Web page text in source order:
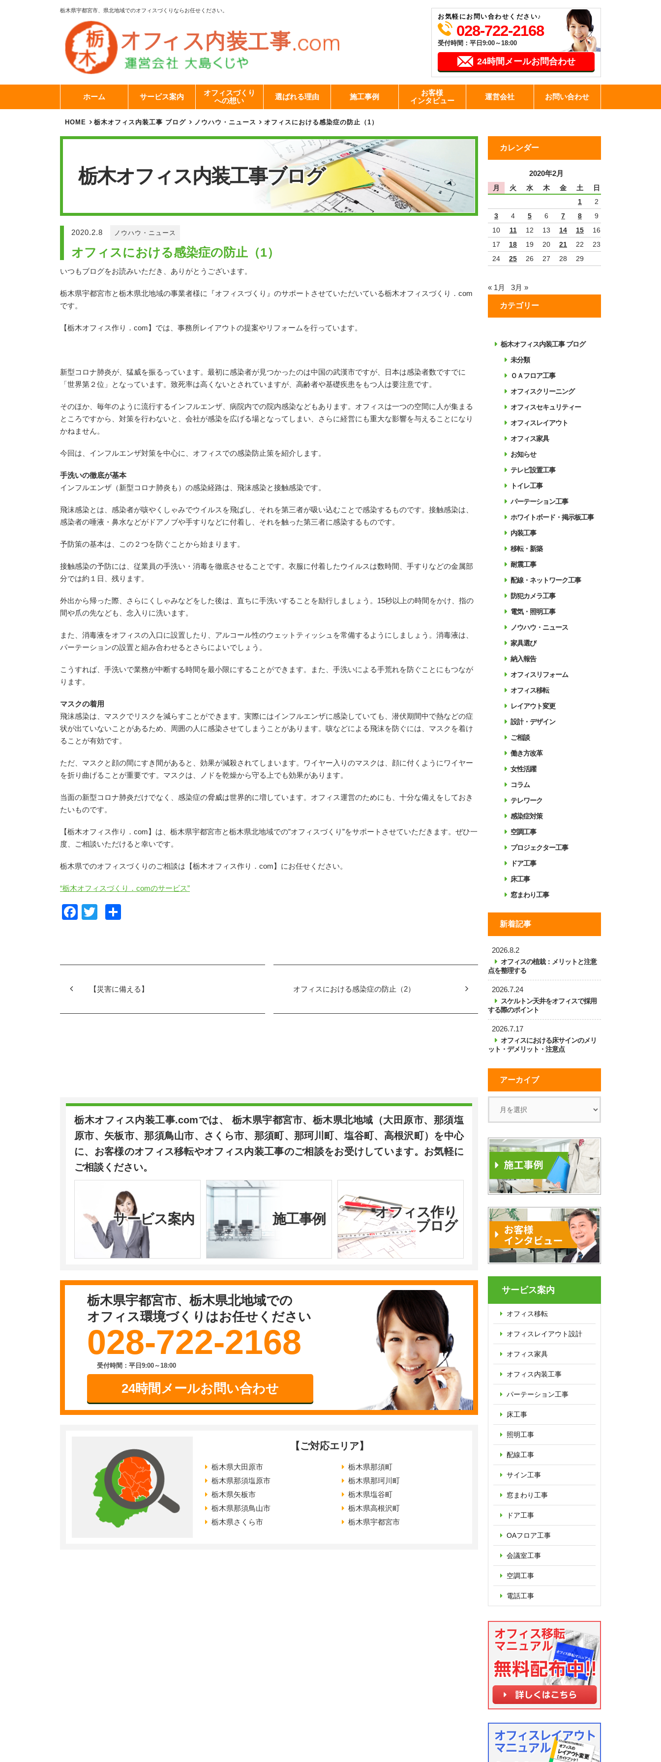
栃木県宇都宮市、県北地域でのオフィスづくりならお任せください。
お気軽にお問い合わせください♪
028-722-2168
受付時間：平日9:00～18:00
24時間メールお問合わせ
ホーム サービス案内
オフィスづくり
への想い
選ばれる理由 施工事例
お客様
インタビュー
運営会社 お問い合わせ
HOME 栃木オフィス内装工事 ブログ ノウハウ・ニュース オフィスにおける感染症の防止（1）
栃木オフィス内装工事ブログ
2020.2.8 ノウハウ・ニュース
オフィスにおける感染症の防止（1）
いつもブログをお読みいただき、ありがとうございます。
栃木県宇都宮市と栃木県北地域の事業者様に『オフィスづくり』のサポートさせていただいている栃木オフィスづくり．com
です。
【栃木オフィス作り．com】では、事務所レイアウトの提案やリフォームを行っています。
新型コロナ肺炎が、猛威を振るっています。最初に感染者が見つかったのは中国の武漢市ですが、日本は感染者数ですでに
「世界第２位」となっています。致死率は高くないとされていますが、高齢者や基礎疾患をもつ人は要注意です。
そのほか、毎年のように流行するインフルエンザ、病院内での院内感染などもあります。オフィスは一つの空間に人が集まる
ところですから、対策を行わないと、会社が感染を広げる場となってしまい、さらに経営にも重大な影響を与えることになり
かねません。
今回は、インフルエンザ対策を中心に、オフィスでの感染防止策を紹介します。
手洗いの徹底が基本
インフルエンザ（新型コロナ肺炎も）の感染経路は、飛沫感染と接触感染です。
飛沫感染とは、感染者が咳やくしゃみでウイルスを飛ばし、それを第三者が吸い込むことで感染するものです。接触感染は、
感染者の唾液・鼻水などがドアノブや手すりなどに付着し、それを触った第三者に感染するものです。
予防策の基本は、この２つを防ぐことから始まります。
接触感染の予防には、従業員の手洗い・消毒を徹底させることです。衣服に付着したウイルスは数時間、手すりなどの金属部
分では約１日、残ります。
外出から帰った際、さらにくしゃみなどをした後は、直ちに手洗いすることを励行しましょう。15秒以上の時間をかけ、指の
間や爪の先なども、念入りに洗います。
また、消毒液をオフィスの入口に設置したり、アルコール性のウェットティッシュを常備するようにしましょう。消毒液は、
パーテーションの設置と組み合わせるとさらによいでしょう。
こうすれば、手洗いで業務が中断する時間を最小限にすることができます。また、手洗いによる手荒れを防ぐことにもつなが
ります。
マスクの着用
飛沫感染は、マスクでリスクを減らすことができます。実際にはインフルエンザに感染していても、潜伏期間中で熱などの症
状が出ていないことがあるため、周囲の人に感染させてしまうことがあります。咳などによる飛沫を防ぐには、マスクを着け
ることが有効です。
ただ、マスクと顔の間にすき間があると、効果が減殺されてしまいます。ワイヤー入りのマスクは、顔に付くようにワイヤー
を折り曲げることが重要です。マスクは、ノドを乾燥から守る上でも効果があります。
当面の新型コロナ肺炎だけでなく、感染症の脅威は世界的に増しています。オフィス運営のためにも、十分な備えをしておき
たいものです。
【栃木オフィス作り．com】は、栃木県宇都宮市と栃木県北地域での”オフィスづくり”をサポートさせていただきます。ぜひ一
度、ご相談いただけると幸いです。
栃木県でのオフィスづくりのご相談は【栃木オフィス作り．com】にお任せください。
“栃木オフィスづくり．comのサービス”
F
【災害に備える】 オフィスにおける感染症の防止（2）
栃木オフィス内装工事.comでは、 栃木県宇都宮市、栃木県北地域（大田原市、那須塩
原市、矢板市、那須鳥山市、さくら市、那須町、那珂川町、塩谷町、高根沢町）を中心
に、お客様のオフィス移転やオフィス内装工事のご相談をお受けしています。お気軽に
ご相談ください。
サービス案内 施工事例
オフィス作り
ブログ
栃木県宇都宮市、栃木県北地域での
オフィス環境づくりはお任せください
028-722-2168
受付時間：平日9:00～18:00
24時間メールお問い合わせ
【ご対応エリア】
栃木県大田原市
栃木県那須塩原市
栃木県矢板市
栃木県那須鳥山市
栃木県さくら市
栃木県那須町
栃木県那珂川町
栃木県塩谷町
栃木県高根沢町
栃木県宇都宮市
カレンダー
2020年2月
月 火 水 木 金 土
日
1
2
3
4 5 6 7 8
9
10
11 12 13 14 15
16
17
18 19 20 21 22
23
24
25 26 27 28 29
« 1月 3月 »
カテゴリー
栃木オフィス内装工事 ブログ
未分類
ＯＡフロア工事
オフィスクリーニング
オフィスセキュリティー
オフィスレイアウト
オフィス家具
お知らせ
テレビ設置工事
トイレ工事
パーテーション工事
ホワイトボード・掲示板工事
内装工事
移転・新築
耐震工事
配線・ネットワーク工事
防犯カメラ工事
電気・照明工事
ノウハウ・ニュース
家具選び
納入報告
オフィスリフォーム
オフィス移転
レイアウト変更
設計・デザイン
ご相談
働き方改革
女性活躍
コラム
テレワーク
感染症対策
空調工事
プロジェクター工事
ドア工事
床工事
窓まわり工事
新着記事
2026.8.2
オフィスの植栽：メリットと注意
点を整理する
2026.7.24
スケルトン天井をオフィスで採用
する際のポイント
2026.7.17
オフィスにおける床サインのメリ
ット・デメリット・注意点
アーカイブ
サービス案内
オフィス移転
オフィス レイアウト設計
オフィス家具
オフィス内装工事
パーテーション工事
床工事
照明工事
配線工事
サイン工事
窓まわり工事
ドア工事
OAフロア工事
会議室工事
空調工事
電話工事